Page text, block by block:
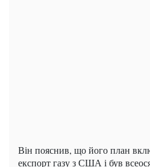
Він пояснив, що його план
експорт газу з США і був